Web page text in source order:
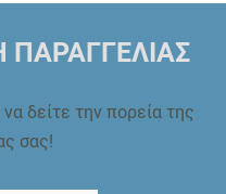
δείτε την πορεία της
σας!